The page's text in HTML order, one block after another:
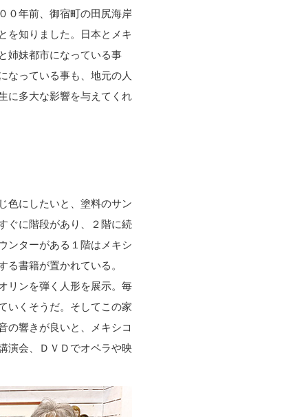
０年前、御宿町の田尻海岸
を知りました。日本とメキ
姉妹都市になっている事
なっている事も、地元の人
に多大な影響を与えてくれ
色にしたいと、塗料のサン
ぐに階段があり、２階に続
ンターがある１階はメキシ
書籍が置かれている。
リンを弾く人形を展示。毎
いくそうだ。そしてこの家
の響きが良いと、メキシコ
演会、ＤＶＤでオペラや映